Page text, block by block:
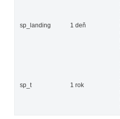
sp_landing 1 deň
sp_t 1 rok